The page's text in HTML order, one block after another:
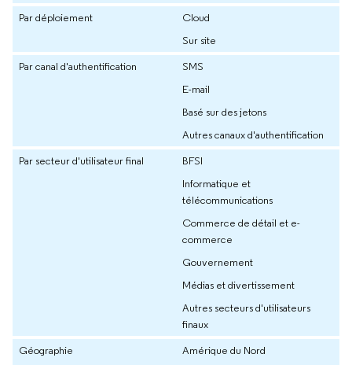
Par déploiement
Cloud
Sur site
Par canal d'authentification
SMS
E-mail
Basé sur des jetons
Autres canaux d'authentification
Par secteur d'utilisateur final
BFSI
Informatique et
télécommunications
Commerce de détail et e-
commerce
Gouvernement
Médias et divertissement
Autres secteurs d'utilisateurs
finaux
Géographie
Amérique du Nord